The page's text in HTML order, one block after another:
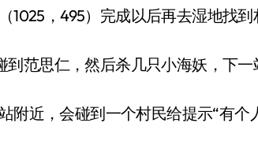
1025，495）完成以后再去湿地找到
范思仁，然后杀几只小海妖，下一
附近，会碰到一个村民给提示“有个